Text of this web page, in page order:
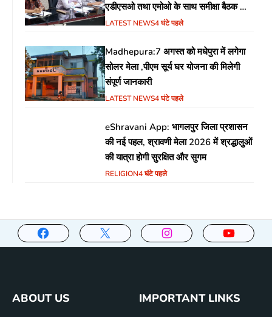
एडीएसओ तथा एमोओ के साथ समीक्षा बैठक का
आयोजन
LATEST NEWS4 घंटे पहले
Madhepura:7 अगस्त को मधेपुरा में लगेगा
सोलर मेला ,पीएम सूर्य घर योजना की मिलेगी
संपूर्ण जानकारी
LATEST NEWS4 घंटे पहले
eShravani App: भागलपुर जिला प्रशासन
की नई पहल, श्रावणी मेला 2026 में श्रद्धालुओं
की यात्रा होगी सुरक्षित और सुगम
RELIGION4 घंटे पहले
ABOUT US
IMPORTANT LINKS